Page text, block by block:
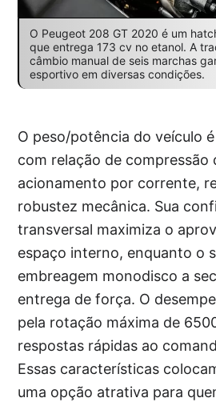
O Peugeot 208 GT 2020 é um
que entrega 173 cv no etanol. A
câmbio manual de seis marchas
esportivo em diversas condições.
O peso/potência do veículo
com relação de compressão
acionamento por corrente,
robustez mecânica. Sua
transversal maximiza o
espaço interno, enquanto o
embreagem monodisco a
entrega de força. O
pela rotação máxima de
respostas rápidas ao
Essas características
uma opção atrativa para